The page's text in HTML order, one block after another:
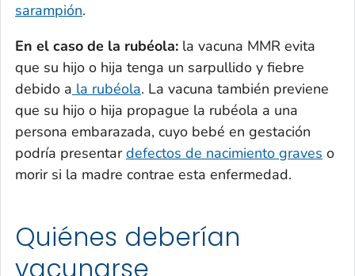
sarampión.
En el caso de la rubéola: la vacuna MMR evita
que su hijo o hija tenga un sarpullido y fiebre
debido a la rubéola. La vacuna también previene
que su hijo o hija propague la rubéola a una
persona embarazada, cuyo bebé en gestación
podría presentardefectos de nacimiento graves o
morir si la madre contrae esta enfermedad.
Quiénes deberían